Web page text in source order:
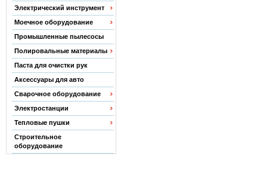
Электрический инструмент
Моечное оборудование
Промышленные пылесосы
Полировальные материалы
Паста для очистки рук
Аксессуары для авто
Сварочное оборудование
Электростанции
Тепловые пушки
Строительное
оборудование